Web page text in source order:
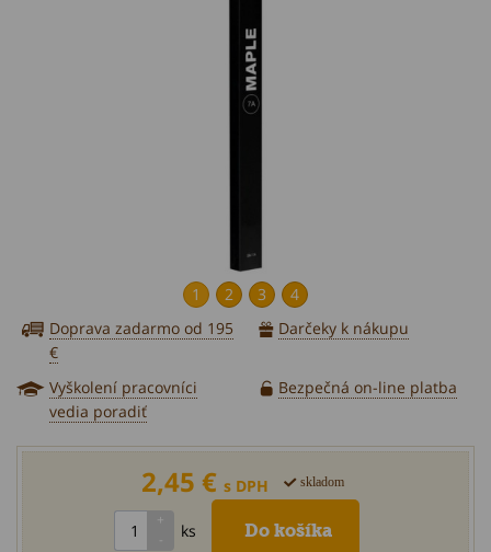
1 2 3
4
Doprava zadarmo od 195
€
Darčeky k nákupu
Vyškolení pracovníci
vedia poradiť
Bezpečná on-line platba
2,45 € s DPH skladom
ks